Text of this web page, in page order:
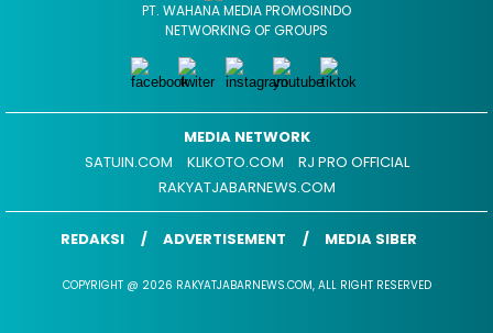
PT. WAHANA MEDIA PROMOSINDO
NETWORKING OF GROUPS
MEDIA NETWORK
SATUIN.COM
KLIKOTO.COM
RJ PRO OFFICIAL
RAKYATJABARNEWS.COM
REDAKSI ADVERTISEMENT MEDIA SIBER
COPYRIGHT @ 2026 RAKYATJABARNEWS.COM, ALL RIGHT RESERVED